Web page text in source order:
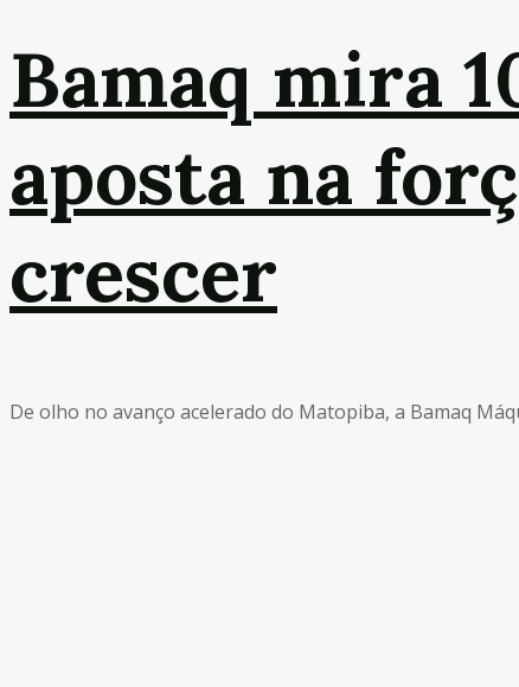
Bamaq mira
aposta na
crescer
De olho no avanço acelerado do Matopiba, a Bamaq